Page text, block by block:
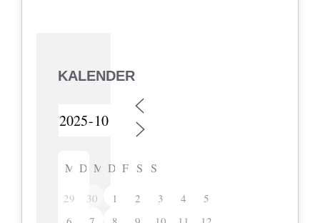
KALENDER
M D M D F S S
29 30 1 2 3 4
5